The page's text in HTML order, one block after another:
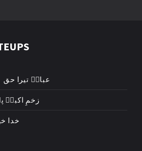
عباسؑ تیرا حق
زخمِ اکبرؑ
خدا